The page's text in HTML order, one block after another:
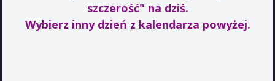
szczerość" na dziś.
Wybierz inny dzień z kalendarza powyżej.